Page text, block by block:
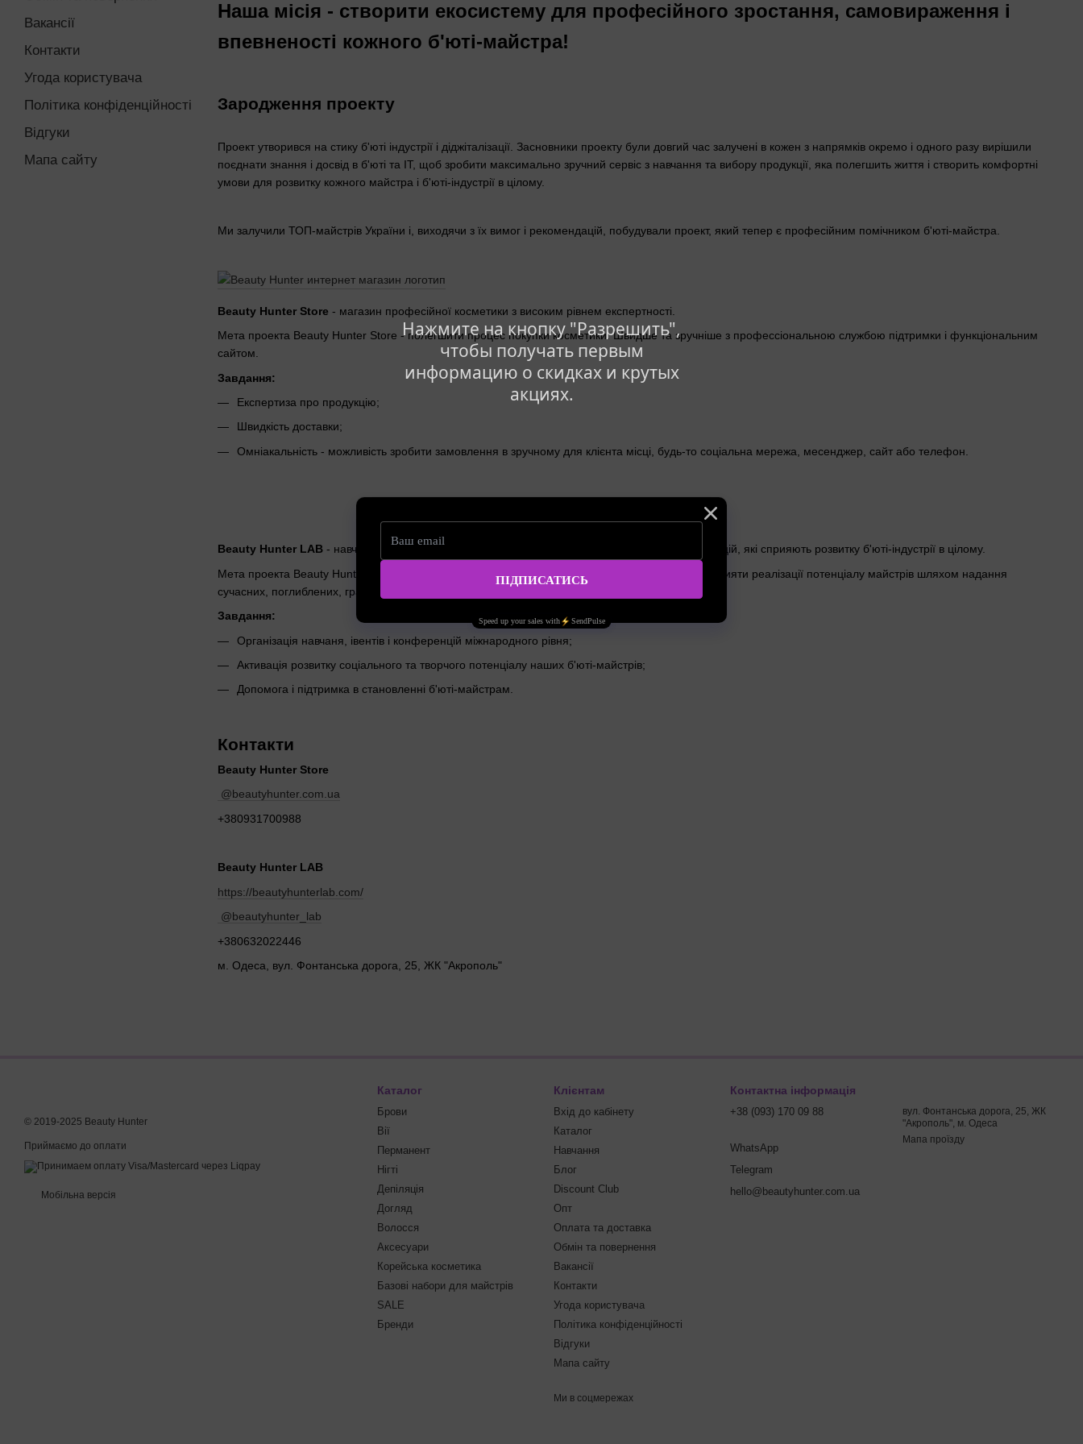
Нажмите на кнопку "Разрешить",
чтобы получать первым
информацию о скидках и крутых
акциях.
Наша місія - створити екосистему для професійного зростання, самовираження і
впевненості кожного б'юті-майстра!
Зародження проекту
Проект утворився на стику б'юті індустрії і діджіталізації. Засновники проекту були довгий час залучені в кожен з напрямків окремо і одного разу вирішили
поєднати знання і досвід в б'юті та IT, щоб зробити максимально зручний сервіс з навчання та вибору продукції, яка полегшить життя і створить комфортні
умови для розвитку кожного майстра і б'юті-індустрії в цілому.
Ми залучили ТОП-майстрів України і, виходячи з їх вимог і рекомендацій, побудували проект, який тепер є професійним помічником б'юті-майстра.
Beauty Hunter Store - магазин професійної косметики з високим рівнем експертності.
Мета проекта Beauty Hunter Store - полегшити процес покупки косметики. Швидше та зручніше з профессіональною службою підтримки і функціональним
сайтом.
Завдання:
Експертиза про продукцію;
Швидкість доставки;
Омніакальність - можливість зробити замовлення в зручному для клієнта місці, будь-то соціальна мережа, месенджер, сайт або телефон.
Beauty Hunter LAB - навчальна платформа для б'юті майстрів, проведення івентів і конференцій, які сприяють розвитку б'юті-індустрії в цілому.
Мета проекта Beauty Hunter LAB - вивести професії beauty індустрії на якісно новий рівень, сприяти реалізації потенціалу майстрів шляхом надання
сучасних, поглиблених, грамотно розроблених програм навчання.
Завдання:
Організація навчаня, івентів і конференцій міжнародного рівня;
Активація розвитку соціального та творчого потенціалу наших б'юті-майстрів;
Допомога і підтримка в становленні б'юті-майстрам.
Контакти
Beauty Hunter Store
@beautyhunter.com.ua
+380931700988
Beauty Hunter LAB
https://beautyhunterlab.com/
@beautyhunter_lab
+380632022446
м. Одеса, вул. Фонтанська дорога, 25, ЖК "Акрополь"
Вакансії
Контакти
Угода користувача
Політика конфіденційності
Відгуки
Мапа сайту
© 2019-2025 Beauty Hunter
Приймаємо до оплати
Мобільна версія
Каталог
Брови
Вії
Перманент
Нігті
Депіляція
Догляд
Волосся
Аксесуари
Корейська косметика
Базові набори для майстрів
SALE
Бренди
Клієнтам
Вхід до кабінету
Каталог
Навчання
Блог
Discount Club
Опт
Оплата та доставка
Обмін та повернення
Вакансії
Контакти
Угода користувача
Політика конфіденційності
Відгуки
Мапа сайту
Ми в соцмережах
Контактна інформація
+38 (093) 170 09 88
WhatsApp
Telegram
hello@beautyhunter.com.ua
вул. Фонтанська дорога, 25, ЖК
"Акрополь", м. Одеса
Мапа проїзду